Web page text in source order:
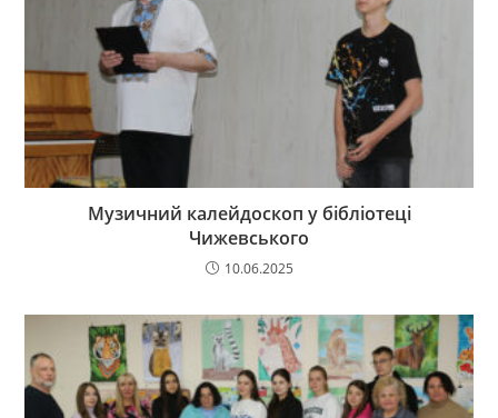
Музичний калейдоскоп у бібліотеці
Чижевського
10.06.2025